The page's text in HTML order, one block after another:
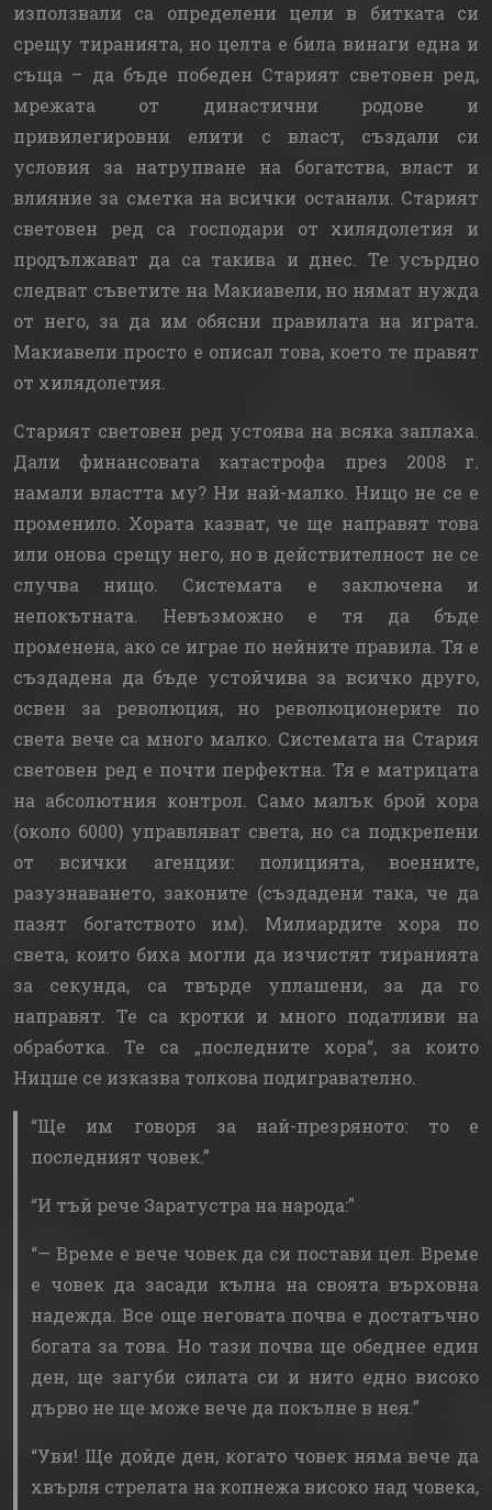
използвали са определени цели в битката си
срещу тиранията, но целта е била винаги една и
съща – да бъде победен Старият световен ред,
мрежата от династични родове и
привилегировни елити с власт, създали си
условия за натрупване на богатства, власт и
влияние за сметка на всички останали. Старият
световен ред са господари от хилядолетия и
продължават да са такива и днес. Те усърдно
следват съветите на Макиавели, но нямат нужда
от него, за да им обясни правилата на играта.
Макиавели просто е описал това, което те правят
от хилядолетия.
Старият световен ред устоява на всяка заплаха.
Дали финансовата катастрофа през 2008 г.
намали властта му? Ни най-малко. Нищо не се е
променило. Хората казват, че ще направят това
или онова срещу него, но в действителност не се
случва нищо. Системата е заключена и
непокътната. Невъзможно е тя да бъде
променена, ако се играе по нейните правила. Тя е
създадена да бъде устойчива за всичко друго,
освен за революция, но революционерите по
света вече са много малко. Системата на Стария
световен ред е почти перфектна. Тя е матрицата
на абсолютния контрол. Само малък брой хора
(около 6000) управляват света, но са подкрепени
от всички агенции: полицията, военните,
разузнаването, законите (създадени така, че да
пазят богатството им). Милиардите хора по
света, които биха могли да изчистят тиранията
за секунда, са твърде уплашени, за да го
направят. Те са кротки и много податливи на
обработка. Те са „последните хора“, за които
Ницше се изказва толкова подигравателно.
Ще им говоря за най-презряното: то е
последният човек.
И тъй рече Заратустра на народа:
— Време е вече човек да си постави цел. Време
е човек да засади кълна на своята върховна
надежда. Все още неговата почва е достатъчно
богата за това. Но тази почва ще обеднее един
ден, ще загуби силата си и нито едно високо
дърво не ще може вече да покълне в нея.
Уви! Ще дойде ден, когато човек няма вече да
хвърля стрелата на копнежа високо над човека,